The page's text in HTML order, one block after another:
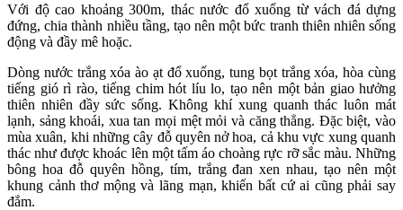
Với độ cao khoảng 300m, thác nước đổ xuống từ vách đá dựng
đứng, chia thành nhiều tầng, tạo nên một bức tranh thiên nhiên sống
động và đầy mê hoặc.
Dòng nước trắng xóa ào ạt đổ xuống, tung bọt trắng xóa, hòa cùng
tiếng gió rì rào, tiếng chim hót líu lo, tạo nên một bản giao hưởng
thiên nhiên đầy sức sống. Không khí xung quanh thác luôn mát
lạnh, sảng khoái, xua tan mọi mệt mỏi và căng thẳng. Đặc biệt, vào
mùa xuân, khi những cây đỗ quyên nở hoa, cả khu vực xung quanh
thác như được khoác lên một tấm áo choàng rực rỡ sắc màu. Những
bông hoa đỗ quyên hồng, tím, trắng đan xen nhau, tạo nên một
khung cảnh thơ mộng và lãng mạn, khiến bất cứ ai cũng phải say
đắm.